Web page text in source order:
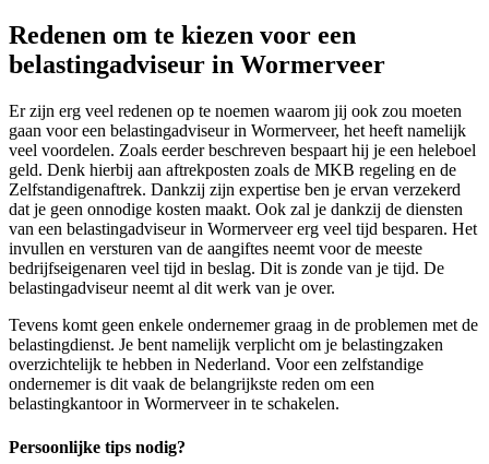
Redenen om te kiezen voor een
belastingadviseur in Wormerveer
Er zijn erg veel redenen op te noemen waarom jij ook zou moeten
gaan voor een belastingadviseur in Wormerveer, het heeft namelijk
veel voordelen. Zoals eerder beschreven bespaart hij je een heleboel
geld. Denk hierbij aan aftrekposten zoals de MKB regeling en de
Zelfstandigenaftrek. Dankzij zijn expertise ben je ervan verzekerd
dat je geen onnodige kosten maakt. Ook zal je dankzij de diensten
van een belastingadviseur in Wormerveer erg veel tijd besparen. Het
invullen en versturen van de aangiftes neemt voor de meeste
bedrijfseigenaren veel tijd in beslag. Dit is zonde van je tijd. De
belastingadviseur neemt al dit werk van je over.
Tevens komt geen enkele ondernemer graag in de problemen met de
belastingdienst. Je bent namelijk verplicht om je belastingzaken
overzichtelijk te hebben in Nederland. Voor een zelfstandige
ondernemer is dit vaak de belangrijkste reden om een
belastingkantoor in Wormerveer in te schakelen.
Persoonlijke tips nodig?